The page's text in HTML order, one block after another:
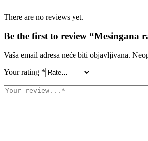
There are no reviews yet.
Be the first to review “Mesingana
Vaša email adresa neće biti objavljivana.
Your rating *